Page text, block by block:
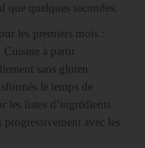
que quelques secondes.
les premiers mois :
à partir
sans gluten.
le temps de
listes d’ingrédients
avec les